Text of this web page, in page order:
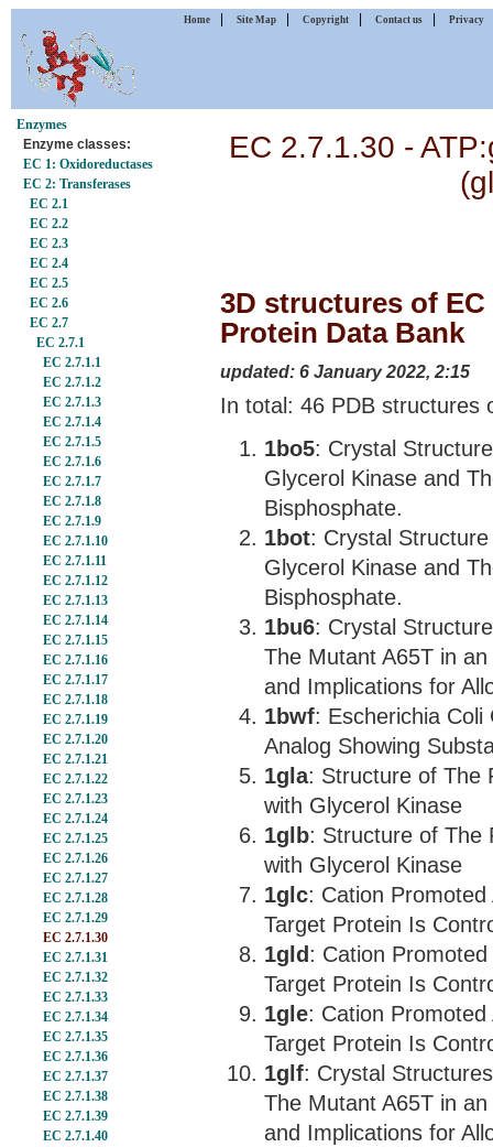
Home Site Map Copyright Contact us Privacy
Enzymes
Enzyme classes:
EC 1: Oxidoreductases
EC 2: Transferases
EC 2.1
EC 2.2
EC 2.3
EC 2.4
EC 2.5
EC 2.6
EC 2.7
EC 2.7.1
EC 2.7.1.1
EC 2.7.1.2
EC 2.7.1.3
EC 2.7.1.4
EC 2.7.1.5
EC 2.7.1.6
EC 2.7.1.7
EC 2.7.1.8
EC 2.7.1.9
EC 2.7.1.10
EC 2.7.1.11
EC 2.7.1.12
EC 2.7.1.13
EC 2.7.1.14
EC 2.7.1.15
EC 2.7.1.16
EC 2.7.1.17
EC 2.7.1.18
EC 2.7.1.19
EC 2.7.1.20
EC 2.7.1.21
EC 2.7.1.22
EC 2.7.1.23
EC 2.7.1.24
EC 2.7.1.25
EC 2.7.1.26
EC 2.7.1.27
EC 2.7.1.28
EC 2.7.1.29
EC 2.7.1.30
EC 2.7.1.31
EC 2.7.1.32
EC 2.7.1.33
EC 2.7.1.34
EC 2.7.1.35
EC 2.7.1.36
EC 2.7.1.37
EC 2.7.1.38
EC 2.7.1.39
EC 2.7.1.40
EC 2.7.1.30 -
3D structures of
Protein Data Bank
updated: 6 January 2022, 2:15
In total: 46 PDB structures
1bo5: Crystal
Glycerol Kinase and
Bisphosphate.
1bot: Crystal
Glycerol Kinase and
Bisphosphate.
1bu6: Crystal
The Mutant A65T in
and Implications for
1bwf: Escherichia Coli
Analog Showing
1gla: Structure of The
with Glycerol Kinase
1glb: Structure of The
with Glycerol Kinase
1glc: Cation
Target Protein Is
1gld : Cation
Target Protein Is
1gle: Cation
Target Protein Is
1glf: Crystal
The Mutant A65T in
and Implications for